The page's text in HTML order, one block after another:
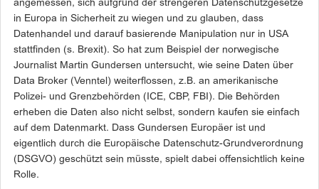
angemessen, sich aufgrund der strengeren Datenschutzgesetze
in Europa in Sicherheit zu wiegen und zu glauben, dass
Datenhandel und darauf basierende Manipulation nur in USA
stattfinden (s. Brexit). So hat zum Beispiel der norwegische
Journalist Martin Gundersen untersucht, wie seine Daten über
Data Broker (Venntel) weiterflossen, z.B. an amerikanische
Polizei- und Grenzbehörden (ICE, CBP, FBI). Die Behörden
erheben die Daten also nicht selbst, sondern kaufen sie einfach
auf dem Datenmarkt. Dass Gundersen Europäer ist und
eigentlich durch die Europäische Datenschutz-Grundverordnung
(DSGVO) geschützt sein müsste, spielt dabei offensichtlich keine
Rolle.